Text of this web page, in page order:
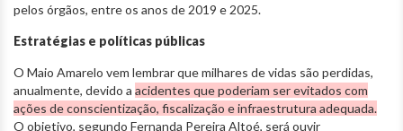
pelos órgãos, entre os anos de 2019 e 2025.
Estratégias e políticas públicas
O Maio Amarelo vem lembrar que milhares de vidas são perdidas,
anualmente, devido a acidentes que poderiam ser evitados com
ações de conscientização, fiscalização e infraestrutura adequada.
O objetivo, segundo Fernanda Pereira Altoé, será ouvir